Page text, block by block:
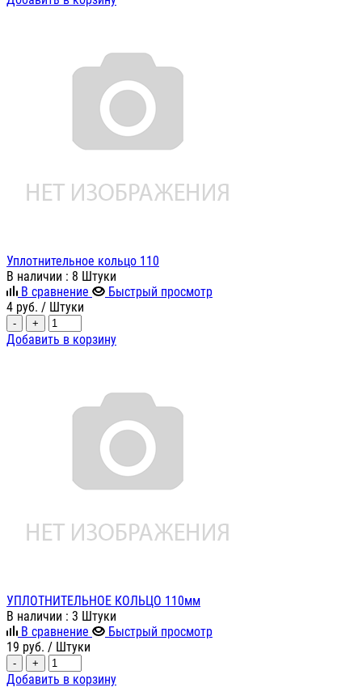
Уплотнительное кольцо 110
В наличии : 8 Штуки
В сравнение
Быстрый просмотр
4 руб. / Штуки
- +
Добавить в корзину
УПЛОТНИТЕЛЬНОЕ КОЛЬЦО 110мм
В наличии : 3 Штуки
В сравнение
Быстрый просмотр
19 руб. / Штуки
- +
Добавить в корзину